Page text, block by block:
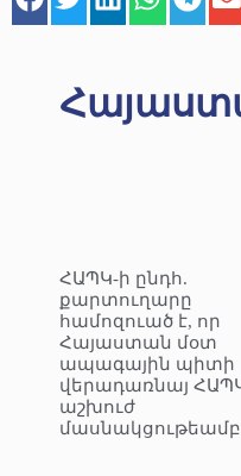
ՀԱՊԿ-ի ընդհ.
քարտուղարը
համոզուած է, որ
Հայաստան մօտ
ապագային պիտի
վերադառնայ
աշխուժ
մասնակցութեամբ